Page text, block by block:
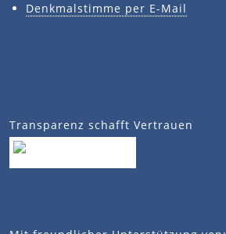
Denkmalstimme per E-Mail
Transparenz schafft Vertrauen